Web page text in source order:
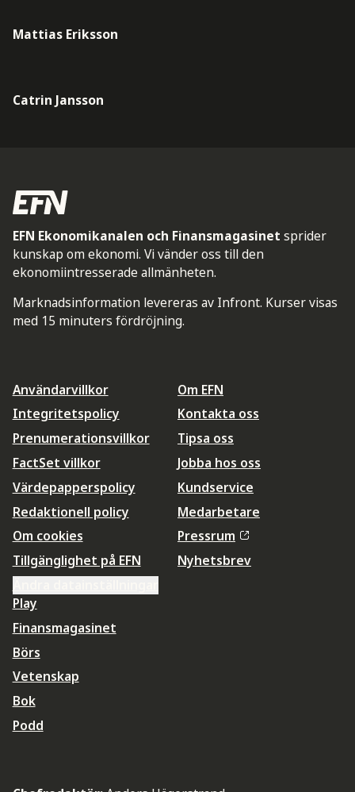
Mattias Eriksson
Catrin Jansson
EFN Ekonomikanalen och Finansmagasinet sprider
kunskap om ekonomi. Vi vänder oss till den
ekonomiintresserade allmänheten.
Marknadsinformation levereras av Infront. Kurser visas
med 15 minuters fördröjning.
Användarvillkor
Integritetspolicy
Prenumerationsvillkor
FactSet villkor
Värdepapperspolicy
Redaktionell policy
Om cookies
Tillgänglighet på EFN
Om EFN
Kontakta oss
Tipsa oss
Jobba hos oss
Kundservice
Medarbetare
Pressrum
Nyhetsbrev
Play
Finansmagasinet
Börs
Vetenskap
Bok
Podd